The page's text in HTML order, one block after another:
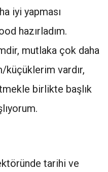
iyi yapması
hazırladım.
mutlaka çok daha
vardır,
birlikte başlık
tarihi ve